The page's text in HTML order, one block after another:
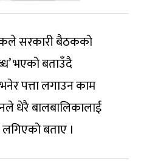
सरकारी बैठकको
भएको बताउँदै
पत्ता लगाउन काम
धेरै बालबालिकालाई
लगिएको बताए ।